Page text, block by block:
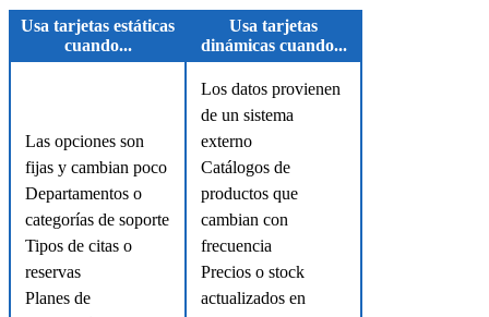
Usa tarjetas estáticas
cuando...
Usa tarjetas
dinámicas cuando...
Las opciones son
fijas y cambian poco
Departamentos o
categorías de soporte
Tipos de citas o
reservas
Planes de
Los datos provienen
de un sistema
externo
Catálogos de
productos que
cambian con
frecuencia
Precios o stock
actualizados en